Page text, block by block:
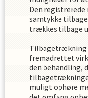
Den
samtykke
trækkes tilbage
Tilbagetrækning
fremadrettet
den behandling,
muligt ophøre